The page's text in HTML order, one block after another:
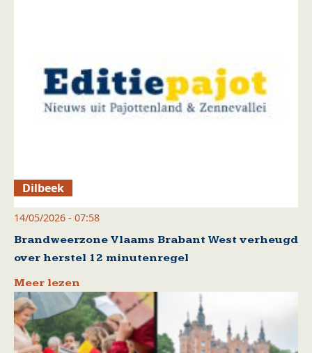
Dilbeek
14/05/2026 - 07:58
Brandweerzone Vlaams Brabant West verheugd
over herstel 12 minutenregel
Meer lezen